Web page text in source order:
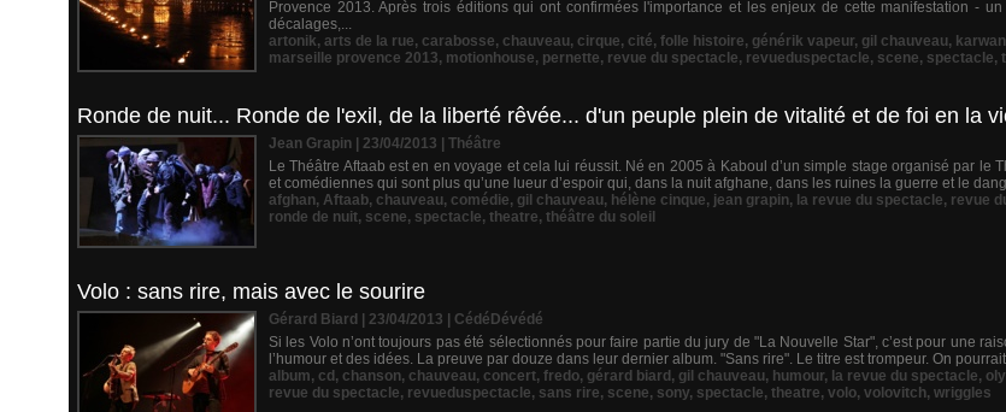
Provence 2013. Après trois éditions qui ont confirmées l'importance et les enjeux de cette manifestation -
décalages,...
artonik, arts de la rue, carabosse, chauveau, cirque, cité, folle histoire, générik vapeur, gil chauveau, karwan
marseille provence 2013, motionhouse, pernette, revue du spectacle, revueduspectacle, scene, spectacle,
Ronde de nuit... Ronde de l'exil, de la liberté rêvée... d'un peuple plein de vitalité et de foi en la
Jean Grapin | 23/04/2013
Théâtre
Le Théâtre Aftaab est en en voyage et cela lui réussit. Né en 2005 à Kaboul d’un simple stage organisé par le
et comédiennes qui sont plus qu’une lueur d’espoir qui, dans la nuit afghane, dans les ruines la guerre et le
afghan, Aftaab, chauveau, comédie, gil chauveau, hélène cinque, jean grapin, la revue du spectacle, revue
ronde de nuit, scene, spectacle, theatre, théâtre du soleil
Volo : sans rire, mais avec le sourire
Gérard Biard | 23/04/2013
CédéDévédé
Si les Volo n’ont toujours pas été sélectionnés pour faire partie du jury de "La Nouvelle Star", c’est pour une
l’humour et des idées. La preuve par douze dans leur dernier album. "Sans rire". Le titre est trompeur. On
album, cd , chanson, chauveau, concert, fredo, gérard biard , gil chauveau, humour, la revue du spectacle,
revue du spectacle, revueduspectacle, sans rire, scene, sony, spectacle, theatre, volo, volovitch, wriggles